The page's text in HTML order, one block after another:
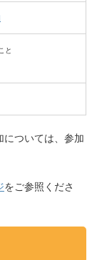
と
ついては、参加
をご参照くださ